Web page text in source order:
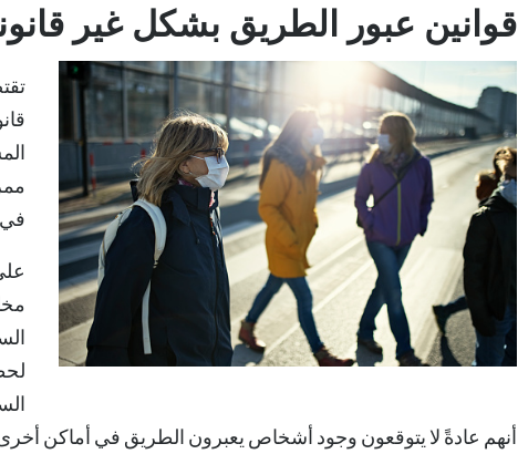
قوانين عبور الطريق بشكل غير
في
أنهم عادةً لا يتوقعون وجود أشخاص يعبرون الطريق في أماكن